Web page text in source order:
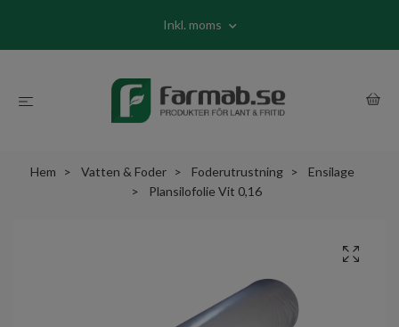
Inkl. moms
Hem Vatten & Foder Foderutrustning
Ensilage
Plansilofolie Vit 0,16